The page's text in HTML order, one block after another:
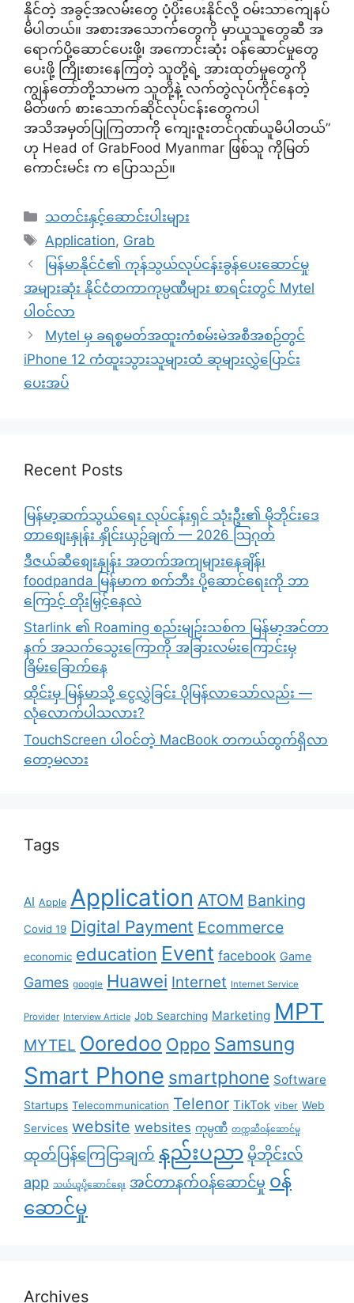
နိုင်တဲ့ အခွင့်အလမ်းတွေ ပံ့ပိုးပေးနိုင်လို့ ဝမ်းသာကျေနပ်
မိပါတယ်။ အစားအသောက်တွေကို မှာယူသူတွေဆီ အ
ရောက်ပို့ဆောင်ပေးဖို့၊ အကောင်းဆုံး ဝန်ဆောင်မှုတွေ
ပေးဖို့ ကြိုးစားနေကြတဲ့ သူတို့ရဲ့ အားထုတ်မှုတွေကို
ကျွန်တော်တို့သာမက သူတို့နဲ့ လက်တွဲလုပ်ကိုင်နေတဲ့
မိတ်ဖက် စားသောက်ဆိုင်လုပ်ငန်းတွေကပါ
အသိအမှတ်ပြုကြတာကို ကျေးဇူးတင်ဂုဏ်ယူမိပါတယ်”
ဟု Head of GrabFood Myanmar ဖြစ်သူ ကိုမြတ်
ကောင်းမင်း က ပြောသည်။
Categories
သတင်းနှင့်ဆောင်းပါးများ
Tags
Application, Grab
မြန်မာနိုင်ငံ၏ ကုန်သွယ်လုပ်ငန်းခွန်ပေးဆောင်မှု
အများဆုံး နိုင်ငံတကာကုမ္ပဏီများ စာရင်းတွင် Mytel
ပါဝင်လာ
Mytel မှ ခရစ္စမတ်အထူးကံစမ်းမဲအစီအစဉ်တွင်
iPhone 12 ကံထူးသွားသူများထံ ဆုများလွှဲပြောင်း
ပေးအပ်
Recent Posts
မြန်မာ့ဆက်သွယ်ရေး လုပ်ငန်းရှင် သုံးဦး၏ မိုဘိုင်းဒေ
တာစျေးနှုန်း နှိုင်းယှဉ်ချက် — 2026 သြဂုတ်
ဒီဇယ်ဆီစျေးနှုန်း အတက်အကျများနေချိန်၊
foodpanda မြန်မာက စက်ဘီး ပို့ဆောင်ရေးကို ဘာ
ကြောင့် တိုးမြှင့်နေလဲ
Starlink ၏ Roaming စည်းမျဉ်းသစ်က မြန်မာ့အင်တာ
နက် အသက်သွေးကြောကို အခြားလမ်းကြောင်းမှ
ခြိမ်းခြောက်နေ
ထိုင်းမှ မြန်မာသို့ ငွေလွှဲခြင်း ပိုမြန်လာသော်လည်း —
လုံလောက်ပါသလား?
TouchScreen ပါဝင်တဲ့ MacBook တကယ်ထွက်ရှိလာ
တော့မလား
Tags
AI Apple Application ATOM Banking
Covid 19 Digital Payment Ecommerce
economic education Event facebook Game
Games google Huawei Internet Internet Service
Provider Interview Article Job Searching Marketing MPT
MYTEL Ooredoo Oppo Samsung
Smart Phone smartphone Software
Startups Telecommunication Telenor TikTok viber Web
Services website websites ကုမ္ပဏီ တက္ကဆီဝန်ဆောင်မှု
ထုတ်ပြန်ကြေငြာချက် နည်းပညာ မိုဘိုင်းလ်
app သယ်ယူပို့ဆောင်ရေး အင်တာနက်ဝန်ဆောင်မှု ၀န်
ဆောင်မှု
Archives